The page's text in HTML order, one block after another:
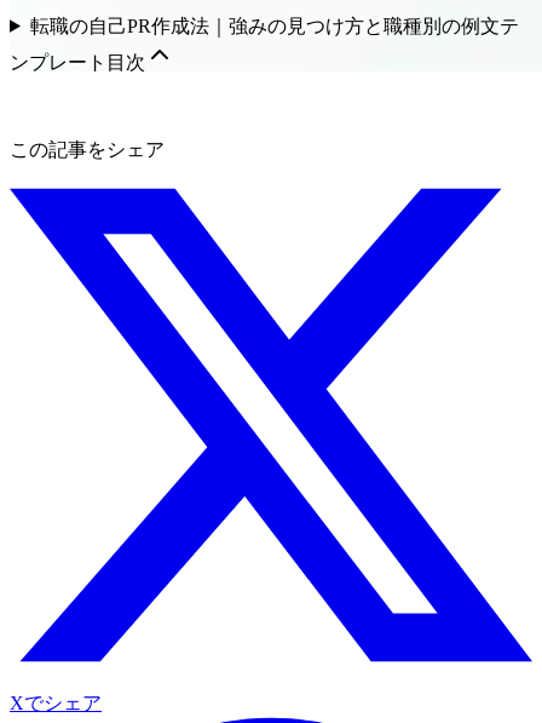
転職の自己PR作成法｜強みの見つけ方と職種別の例文テ
ンプレート 目次
この記事をシェア
Xでシェア